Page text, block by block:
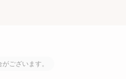
ございます。